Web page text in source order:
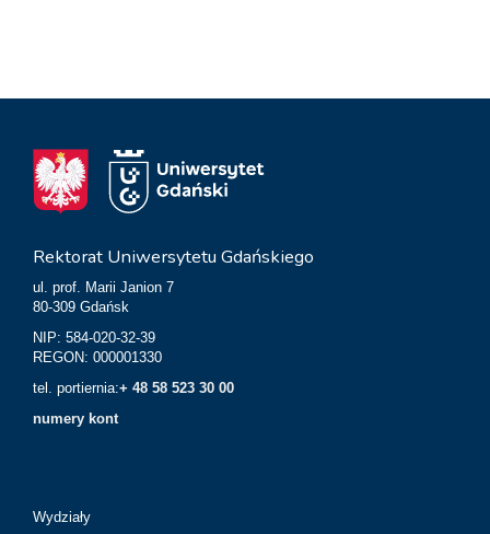
Rektorat Uniwersytetu Gdańskiego
ul. prof. Marii Janion 7
80-309 Gdańsk
NIP: 584-020-32-39
REGON: 000001330
tel. portiernia:+ 48 58 523 30 00
numery kont
Wydziały